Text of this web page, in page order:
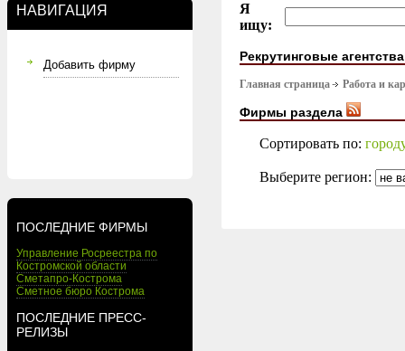
НАВИГАЦИЯ
Добавить фирму
ПОСЛЕДНИЕ ФИРМЫ
Управление Росреестра по
Костромской области
Сметапро-Кострома
Сметное бюро Кострома
ПОСЛЕДНИЕ ПРЕСС-
РЕЛИЗЫ
Я
ищу:
Рекрутинговые агентства
Главная страница Работа и
Фирмы раздела
Сортировать по:
Выберите регион: